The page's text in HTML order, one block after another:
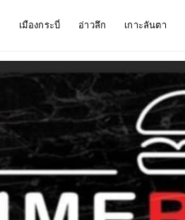
เมืองกระบี่ อ่าวลึก เกาะลันตา